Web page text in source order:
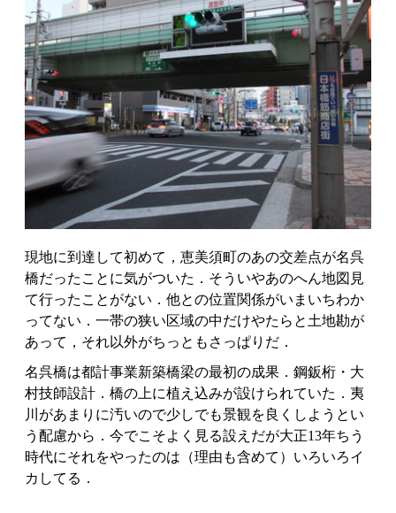
現地に到達して初めて，恵美須町のあの交差点が名呉
橋だったことに気がついた．そういやあのへん地図見
て行ったことがない．他との位置関係がいまいちわか
ってない．一帯の狭い区域の中だけやたらと土地勘が
あって，それ以外がちっともさっぱりだ．
名呉橋は都計事業新築橋梁の最初の成果．鋼鈑桁・大
村技師設計．橋の上に植え込みが設けられていた．夷
川があまりに汚いので少しでも景観を良くしようとい
う配慮から．今でこそよく見る設えだが大正13年ちう
時代にそれをやったのは（理由も含めて）いろいろイ
カしてる．